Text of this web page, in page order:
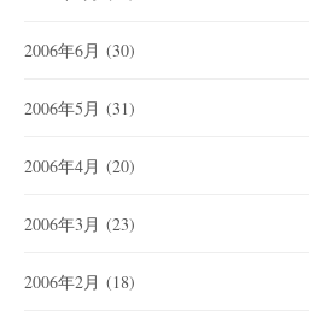
2006年6月 (30)
2006年5月 (31)
2006年4月 (20)
2006年3月 (23)
2006年2月 (18)